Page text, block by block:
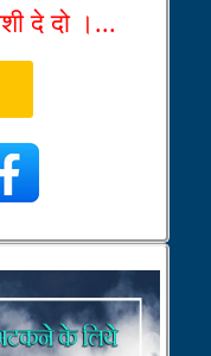
दे दो ।...